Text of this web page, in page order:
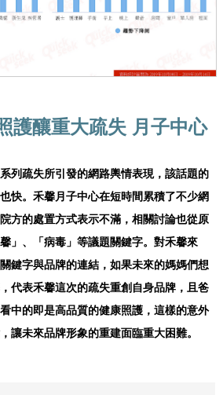
護釀重大疏失 月子中心
列疏失所引發的網路輿情表現，該話題的
快。禾馨月子中心在短時間累積了不少網
方的處置方式表示不滿，相關討論也從原
」、「病毒」等議題關鍵字。對禾馨來
鍵字與品牌的連結，如果未來的媽媽們想
代表禾馨這次的疏失重創自身品牌，且爸
中的即是高品質的健康照護，這樣的意外
讓未來品牌形象的重建面臨重大困難。